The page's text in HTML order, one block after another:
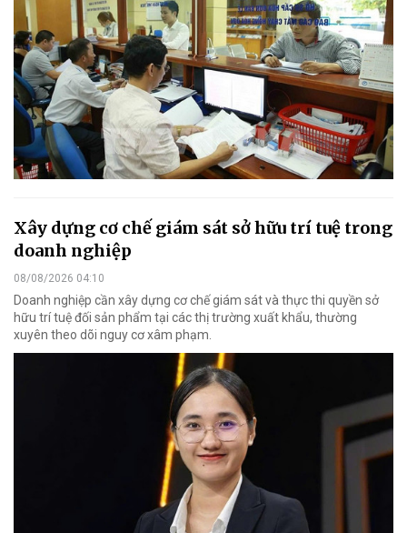
Xây dựng cơ chế giám sát sở hữu trí tuệ trong
doanh nghiệp
08/08/2026 04:10
Doanh nghiệp cần xây dựng cơ chế giám sát và thực thi quyền sở
hữu trí tuệ đối sản phẩm tại các thị trường xuất khẩu, thường
xuyên theo dõi nguy cơ xâm phạm.